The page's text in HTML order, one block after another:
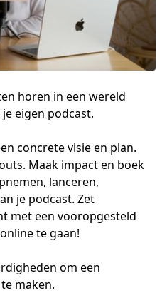
horen in een wereld
eigen podcast.
concrete visie en plan.
Maak impact en boek
lanceren,
je podcast. Zet
met een vooropgesteld
te gaan!
om een
maken.